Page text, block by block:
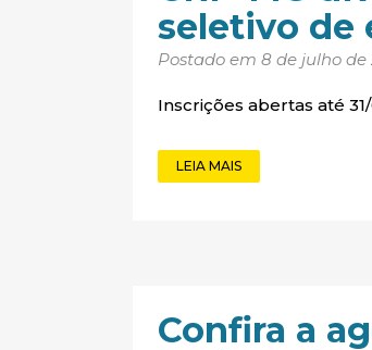
seletivo de
Postado em 8 de julho de
Inscrições abertas até
LEIA MAIS
Confira a